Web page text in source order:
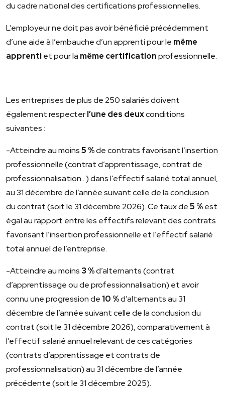
du cadre national des certifications professionnelles.
L’employeur ne doit pas avoir bénéficié précédemment
d’une aide à l’embauche d’un apprenti pour le même
apprentiet pour la même certificationprofessionnelle.
Les entreprises de plus de 250 salariés doivent
également respecterl’une des deuxconditions
suivantes :
-Atteindre au moins5 %de contrats favorisant l’insertion
professionnelle (contrat d’apprentissage, contrat de
professionnalisation…) dans l’effectif salarié total annuel,
au 31 décembre de l’année suivant celle de la conclusion
du contrat (soit le 31 décembre 2026). Ce taux de5 %est
égal au rapport entre les effectifs relevant des contrats
favorisant l’insertion professionnelle et l’effectif salarié
total annuel de l’entreprise.
-Atteindre au moins 3 %d’alternants (contrat
d’apprentissage ou de professionnalisation) et avoir
connu une progression de 10 %d’alternants au 31
décembre de l’année suivant celle de la conclusion du
contrat (soit le 31 décembre 2026), comparativement à
l’effectif salarié annuel relevant de ces catégories
(contrats d’apprentissage et contrats de
professionnalisation) au 31 décembre de l’année
précédente (soit le 31 décembre 2025).